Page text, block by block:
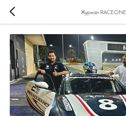
Журнал